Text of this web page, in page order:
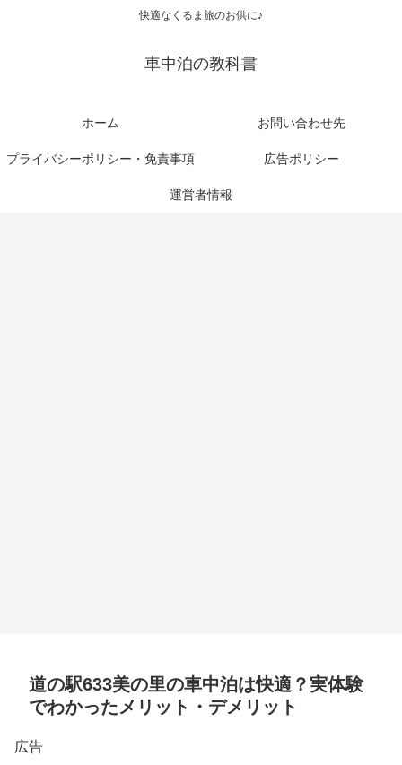
快適なくるま旅のお供に♪
車中泊の教科書
ホーム お問い合わせ先
プライバシーポリシー・免責事項 広告ポリシー
運営者情報
道の駅633美の里の車中泊は快適？実体験
でわかったメリット・デメリット
広告